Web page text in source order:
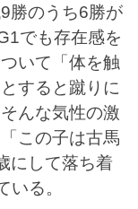
勝のうち6勝が
でも存在感を
いて「体を触
すると蹴りに
んな気性の激
この子は古馬
にして落ち着
いる。